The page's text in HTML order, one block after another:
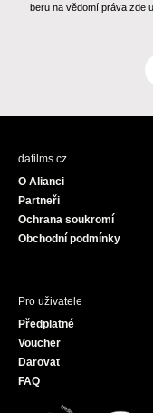
beru na vědomí práva zde
dafilms.cz
O Alianci
Partneři
Ochrana soukromí
Obchodní podmínky
Pro uživatele
Předplatné
Voucher
Darovat
FAQ